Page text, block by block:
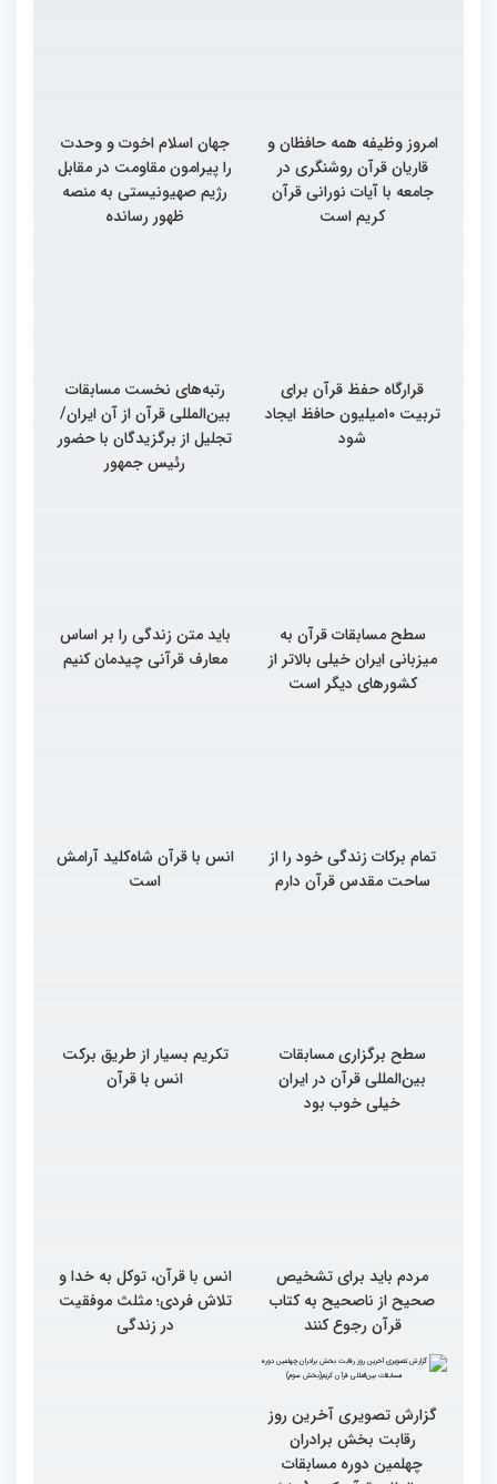
امروز وظیفه همه حافظان و
قاریان قرآن روشنگری در
جامعه با آیات نورانی قرآن
کریم است
جهان اسلام اخوت و وحدت
را پیرامون مقاومت در مقابل
رژیم صهیونیستی به منصه
ظهور رسانده
قرارگاه حفظ قرآن برای
تربیت ۱۰میلیون حافظ ایجاد
شود
رتبه‌های نخست مسابقات
بین‌المللی قرآن از آن ایران/
تجلیل از برگزیدگان با حضور
رئیس جمهور
سطح مسابقات قرآن به
میزبانی ایران خیلی بالاتر از
کشورهای دیگر است
باید متن زندگی را بر اساس
معارف قرآنی چیدمان کنیم
تمام برکات زندگی خود را از
ساحت مقدس قرآن دارم
انس با قرآن شاه‌کلید آرامش
است
سطح برگزاری مسابقات
بین‌المللی قرآن در ایران
خیلی خوب بود
تکریم بسیار از طریق برکت
انس با قرآن
مردم باید برای تشخیص
صحیح از ناصحیح به کتاب
قرآن رجوع کنند
انس با قرآن، توکل به خدا و
تلاش فردی؛ مثلث موفقیت
در زندگی